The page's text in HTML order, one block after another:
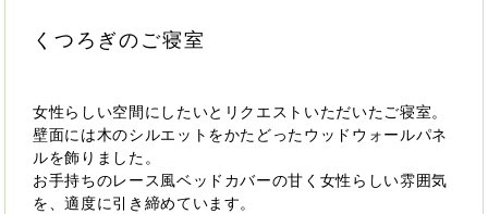
くつろぎのご寝室
女性らしい空間にしたいとリクエストいただいたご寝室。
壁面には木のシルエットをかたどったウッドウォールパネ
ルを飾りました。
お手持ちのレース風ベッドカバーの甘く女性らしい雰囲気
を、適度に引き締めています。